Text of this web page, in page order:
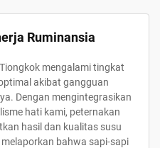
Ruminansia
mengalami tingkat
akibat gangguan
Dengan mengintegrasikan
hati kami, peternakan
hasil dan kualitas susu
bahwa sapi-sapi